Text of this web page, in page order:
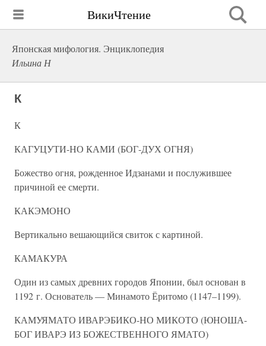
ВикиЧтение
Японская мифология. Энциклопедия
Ильина Н
К
К
КАГУЦУТИ-НО КАМИ (БОГ-ДУХ ОГНЯ)
Божество огня, рожденное Идзанами и послужившее
причиной ее смерти.
КАКЭМОНО
Вертикально вешающийся свиток с картиной.
КАМАКУРА
Один из самых древних городов Японии, был основан в
1192 г. Основатель — Минамото Ёритомо (1147–1199).
КАМУЯМАТО ИВАРЭБИКО-НО МИКОТО (ЮНОША-
БОГ ИВАРЭ ИЗ БОЖЕСТВЕННОГО ЯМАТО)